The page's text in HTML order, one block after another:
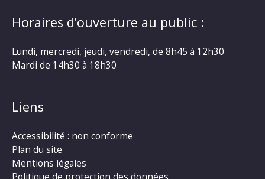
Horaires d’ouverture au public :
Lundi, mercredi, jeudi, vendredi, de 8h45 à 12h30
Mardi de 14h30 à 18h30
Liens
Accessibilité : non conforme
Plan du site
Mentions légales